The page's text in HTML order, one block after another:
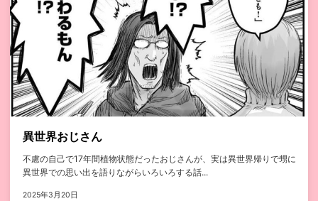
異世界おじさん
不慮の自己で17年間植物状態だったおじさんが、実は異世界帰りで甥に
異世界での思い出を語りながらいろいろする話...
2025年3月20日